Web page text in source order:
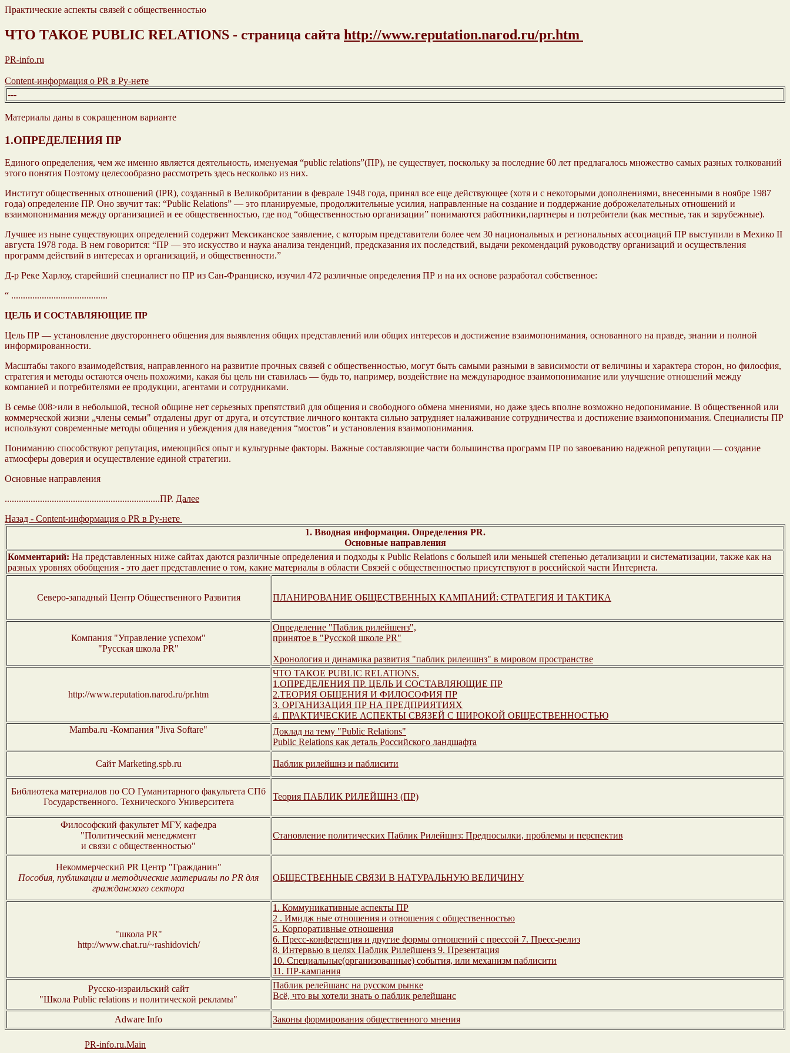
Практические аспекты связей с общественностью
ЧТО ТАКОЕ PUBLIC RELATIONS - страница сайта http://www.reputation.narod.ru/pr.htm
PR-info.ru
Content-информация о PR в Ру-нете
---
Материалы даны в сокращенном варианте
1.ОПРЕДЕЛЕНИЯ ПР
Единого определения, чем же именно является деятельность, именуемая “public relations”(ПР), не существует, поскольку за последние 60 лет предлагалось множество самых разных толкований
этого понятия Поэтому целесообразно рассмотреть здесь несколько из них.
Институт общественных отношений (IPR), созданный в Великобритании в феврале 1948 года, принял все еще действующее (хотя и с некоторыми дополнениями, внесенными в ноябре 1987
года) определение ПР. Оно звучит так: “Public Relations” — это планируемые, продолжительные усилия, направленные на создание и поддержание доброжелательных отношений и
взаимопонимания между организацией и ее общественностью, где под “общественностью организации” понимаются работники,партнеры и потребители (как местные, так и зарубежные).
Лучшее из ныне существующих определений содержит Мексиканское заявление, с которым представители более чем 30 национальных и региональных ассоциаций ПР выступили в Мехико II
августа 1978 года. В нем говорится: “ПР — это искусство и наука анализа тенденций, предсказания их последствий, выдачи рекомендаций руководству организаций и осуществления
программ действий в интересах и организаций, и общественности.”
Д-р Реке Харлоу, старейший специалист по ПР из Сан-Франциско, изучил 472 различные определения ПР и на их основе разработал собственное:
“ .........................................
ЦЕЛЬ И СОСТАВЛЯЮЩИЕ ПР
Цель ПР — установление двустороннего общения для выявления общих представлений или общих интересов и достижение взаимопонимания, основанного на правде, знании и полной
информированности.
Масштабы такого взаимодействия, направленного на развитие прочных связей с общественностью, могут быть самыми разными в зависимости от величины и характера сторон, но филосфия,
стратегия и методы остаются очень похожими, какая бы цель ни ставилась — будь то, например, воздействие на международное взаимопонимание или улучшение отношений между
компанией и потребителями ее продукции, агентами и сотрудниками.
В семье 008>или в небольшой, тесной общине нет серьезных препятствий для общения и свободного обмена мнениями, но даже здесь вполне возможно недопонимание. В общественной или
коммерческой жизни „члены семьи" отдалены друг от друга, и отсутствие личного контакта сильно затрудняет налаживание сотрудничества и достижение взаимопонимания. Специалисты ПР
используют современные методы общения и убеждения для наведения “мостов” и установления взаимопонимания.
Пониманию способствуют репутация, имеющийся опыт и культурные факторы. Важные составляющие части большинства программ ПР по завоеванию надежной репутации — создание
атмосферы доверия и осуществление единой стратегии.
Основные направления
..................................................................ПР. Далее
Назад - Content-информация о PR в Ру-нете
1. Вводная информация. Определения PR.
Основные направления
Комментарий: На представленных ниже сайтах даются различные определения и подходы к Public Relations с большей или меньшей степенью детализации и систематизации, также как на
разных уровнях обобщения - это дает представление о том, какие материалы в области Связей с общественностью присутствуют в российской части Интернета.
Северо-западный Центр Общественного Развития ПЛАНИРОВАНИЕ ОБЩЕСТВЕННЫХ КАМПАНИЙ: СТРАТЕГИЯ И ТАКТИКА
Компания "Управление успехом"
"Русская школа PR"
Определение "Паблик рилейшенз",
принятое в "Русской школе PR"
Хронология и динамика развития "паблик рилеишнз" в мировом пространстве
http://www.reputation.narod.ru/pr.htm
ЧТО ТАКОЕ PUBLIC RELATIONS.
1.ОПРЕДЕЛЕНИЯ ПР. ЦЕЛЬ И СОСТАВЛЯЮЩИЕ ПР
2.ТЕОРИЯ ОБЩЕНИЯ И ФИЛОСОФИЯ ПР
3. ОРГАНИЗАЦИЯ ПР НА ПРЕДПРИЯТИЯХ
4. ПРАКТИЧЕСКИЕ АСПЕКТЫ СВЯЗЕЙ С ШИРОКОЙ ОБЩЕСТВЕННОСТЬЮ
Mamba.ru -Компания "Jiva Softare"
Доклад на тему "Public Relations"
Public Relations как деталь Российского ландшафта
Сайт Marketing.spb.ru Паблик рилейшнз и паблисити
Библиотека материалов по СО Гуманитарного факультета СПб
Государственного. Технического Университета
Теория ПАБЛИК РИЛЕЙШНЗ (ПР)
Философский факультет МГУ, кафедра
"Политический менеджмент
и связи с общественностью"
Становление политических Паблик Рилейшнз: Предпосылки, проблемы и перспектив
Некоммерческий PR Центр "Гражданин"
Пособия, публикации и методические материалы по PR для
гражданского сектора
ОБЩЕСТВЕННЫЕ СВЯЗИ В НАТУРАЛЬНУЮ ВЕЛИЧИНУ
"школа PR"
http://www.chat.ru/~rashidovich/
1. Коммуникативные аспекты ПР
2 . Имидж ные отношения и отношения с общественностью
5. Корпоративные отношения
6. Пресс-конференция и другие формы отношений с прессой 7. Пресс-релиз
8. Интервью в целях Паблик Рилейшенз 9. Презентация
10. Специальные(организованные) события, или механизм паблисити
11. ПР-кампания
Русско-израильский сайт
"Школа Public relations и политической рекламы"
Паблик релейшанс на русском рынке
Всё, что вы хотели знать о паблик релейшанс
Adware Info Законы формирования общественного мнения
PR-info.ru.Main